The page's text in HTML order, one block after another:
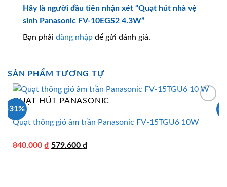
Hãy là người đầu tiên nhận xét “Quạt hút nhà vệ
sinh Panasonic FV-10EGS2 4.3W”
Bạn phải đăng nhập để gửi đánh giá.
SẢN PHẨM TƯƠNG TỰ
-31%
QUẠT HÚT PANASONIC
Quạt thông gió âm trần Panasonic FV-15TGU6 10W
840.000₫ Giá
579.600 ₫Giá
-